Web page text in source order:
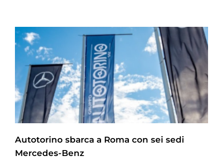
Autotorino sbarca a Roma con sei sedi
Mercedes-Benz